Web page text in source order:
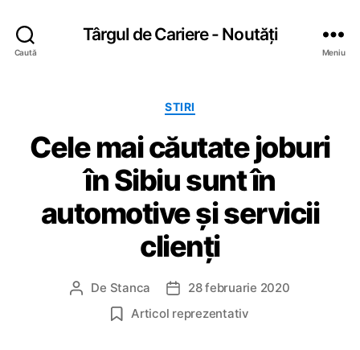
Caută
Târgul de Cariere - Noutăți
Meniu
C
t
e
g
o
r
i
i
STIRI
Cele mai căutate joburi
în Sibiu sunt în
automotive și servicii
clienți
A De Stanca
D 28 februarie 2020
Articol reprezentativ